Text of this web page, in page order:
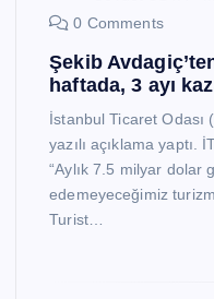
0 Comments
Şekib
haftada, 3 ayı
İstanbul Ticaret Odası
yazılı açıklama yaptı.
“Aylık 7.5 milyar dolar
edemeyeceğimiz
Turist…